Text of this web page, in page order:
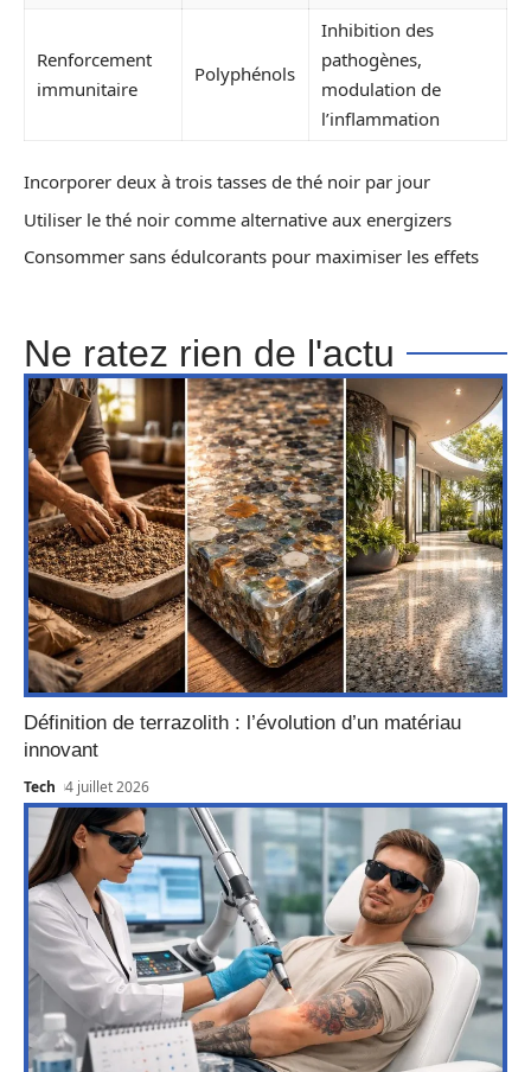
Renforcement
immunitaire
Polyphénols
Inhibition des
pathogènes,
modulation de
l’inflammation
Incorporer deux à trois tasses de thé noir par jour
Utiliser le thé noir comme alternative aux energizers
Consommer sans édulcorants pour maximiser les effets
Ne ratez rien de l'actu
Définition de terrazolith : l’évolution d’un matériau
innovant
Tech 4 juillet 2026